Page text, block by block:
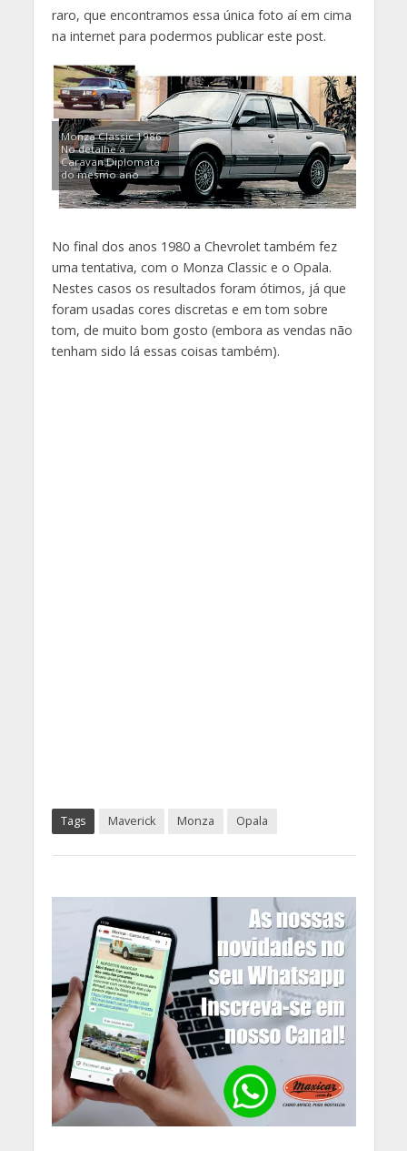
raro, que encontramos essa única foto aí em cima
na internet para podermos publicar este post.
Monza Classic 1986.
No detalhe a
Caravan Diplomata
do mesmo ano
No final dos anos 1980 a Chevrolet também fez
uma tentativa, com o Monza Classic e o Opala.
Nestes casos os resultados foram ótimos, já que
foram usadas cores discretas e em tom sobre
tom, de muito bom gosto (embora as vendas não
tenham sido lá essas coisas também).
Tags Maverick Monza Opala